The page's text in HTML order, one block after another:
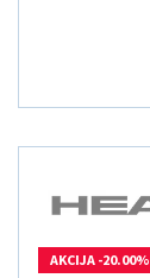
AKCIJA -20.00%